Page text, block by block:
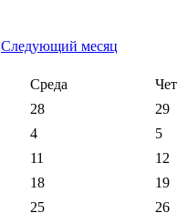
Следующий месяц
Среда
28
29
4
5
11
12
18
19
25
26